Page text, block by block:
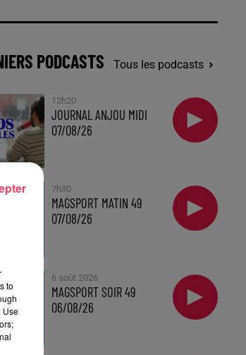
PODCASTS Tous les podcasts
12h20
JOURNAL ANJOU MIDI
07/08/26
7h30
MAGSPORT MATIN 49
07/08/26
6 août 2026
MAGSPORT SOIR 49
06/08/26
to
Use